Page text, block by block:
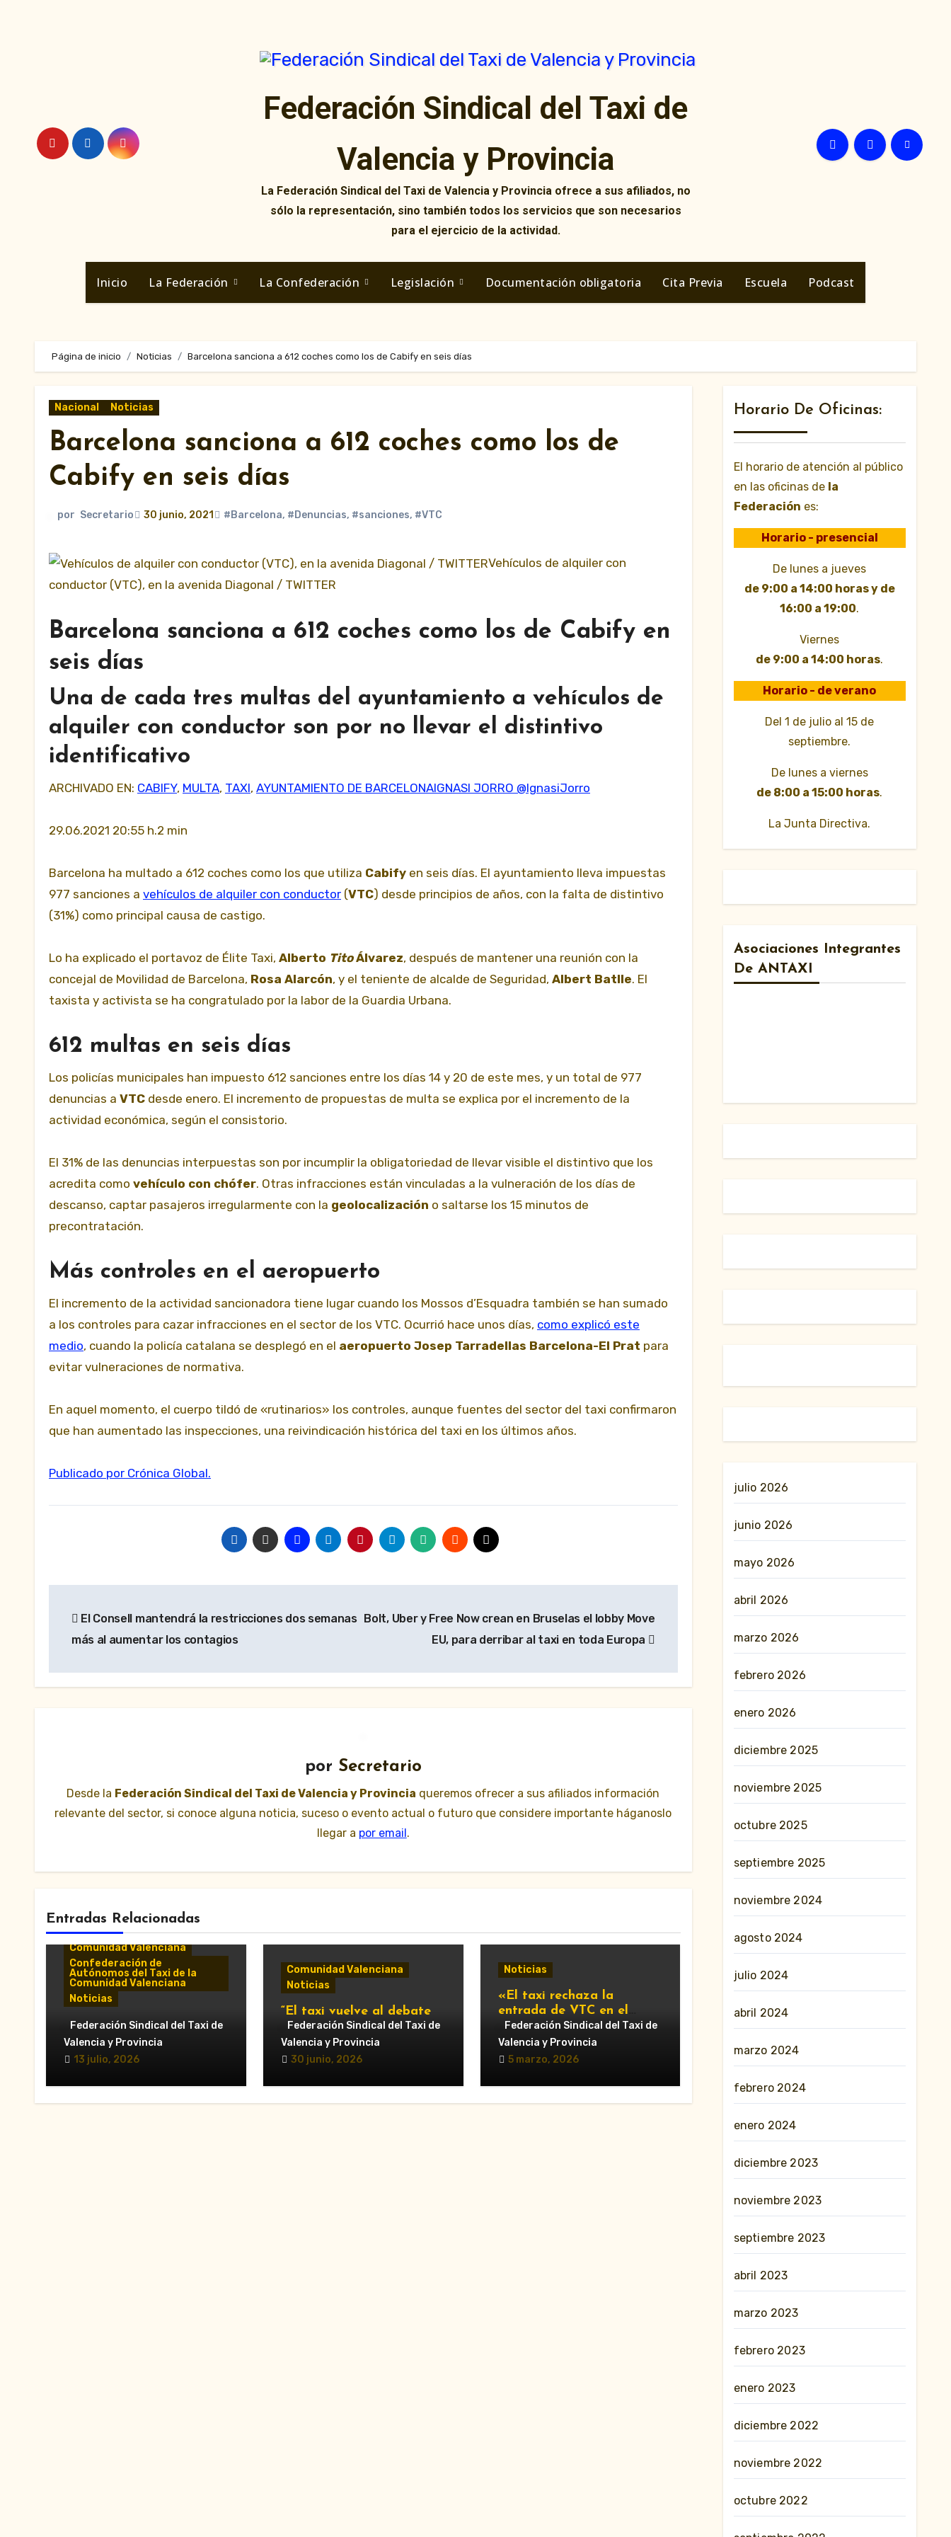
Federación Sindical del Taxi de
Valencia y Provincia
La Federación Sindical del Taxi de Valencia y Provincia ofrece a sus afiliados, no
sólo la representación, sino también todos los servicios que son necesarios
para el ejercicio de la actividad.
Inicio La Federación La Confederación Legislación Documentación obligatoria Cita Previa Escuela Podcast
Página de inicio Noticias Barcelona sanciona a 612 coches como los de Cabify en seis días
Nacional Noticias
Barcelona sanciona a 612 coches como los de
Cabify en seis días
por Secretario 30 junio, 2021 #Barcelona, #Denuncias, #sanciones, #VTC
Vehículos de alquiler con
conductor (VTC), en la avenida Diagonal / TWITTER
Barcelona sanciona a 612 coches como los de Cabify en
seis días
Una de cada tres multas del ayuntamiento a vehículos de
alquiler con conductor son por no llevar el distintivo
identificativo
ARCHIVADO EN: CABIFY, MULTA, TAXI, AYUNTAMIENTO DE BARCELONAIGNASI JORRO @IgnasiJorro
29.06.2021 20:55 h.2 min
Barcelona ha multado a 612 coches como los que utiliza Cabify en seis días. El ayuntamiento lleva impuestas
977 sanciones a vehículos de alquiler con conductor (VTC) desde principios de años, con la falta de distintivo
(31%) como principal causa de castigo.
Lo ha explicado el portavoz de Élite Taxi, Alberto TitoÁlvarez, después de mantener una reunión con la
concejal de Movilidad de Barcelona, Rosa Alarcón, y el teniente de alcalde de Seguridad, Albert Batlle. El
taxista y activista se ha congratulado por la labor de la Guardia Urbana.
612 multas en seis días
Los policías municipales han impuesto 612 sanciones entre los días 14 y 20 de este mes, y un total de 977
denuncias a VTC desde enero. El incremento de propuestas de multa se explica por el incremento de la
actividad económica, según el consistorio.
El 31% de las denuncias interpuestas son por incumplir la obligatoriedad de llevar visible el distintivo que los
acredita como vehículo con chófer. Otras infracciones están vinculadas a la vulneración de los días de
descanso, captar pasajeros irregularmente con la geolocalización o saltarse los 15 minutos de
precontratación.
Más controles en el aeropuerto
El incremento de la actividad sancionadora tiene lugar cuando los Mossos d’Esquadra también se han sumado
a los controles para cazar infracciones en el sector de los VTC. Ocurrió hace unos días, como explicó este
medio, cuando la policía catalana se desplegó en el aeropuerto Josep Tarradellas Barcelona-El Prat para
evitar vulneraciones de normativa.
En aquel momento, el cuerpo tildó de «rutinarios» los controles, aunque fuentes del sector del taxi confirmaron
que han aumentado las inspecciones, una reivindicación histórica del taxi en los últimos años.
Publicado por Crónica Global.
de El Consell mantendrá la restricciones dos semanas
más al aumentar los contagios
Bolt, Uber y Free Now crean en Bruselas el lobby Move
EU, para derribar al taxi en toda Europa
por Secretario
Desde la Federación Sindical del Taxi de Valencia y Provincia queremos ofrecer a sus afiliados información
relevante del sector, si conoce alguna noticia, suceso o evento actual o futuro que considere importante háganoslo
llegar a por email .
Entradas Relacionadas
Comunicados y notas de
prensa
Comunidad Valenciana
Confederación de
Autónomos del Taxi de la
Comunidad Valenciana
Noticias
«El taxi de Alicante
muestra su desánimo tras
una reunión “infructuosa”
Decreto Ley 5/2026»
Federación Sindical del Taxi de
Valencia y Provincia
13 julio, 2026
Comunidad Valenciana
Noticias
“El taxi vuelve al debate
municipal: Compromís pide
al Ayuntamiento de
València que respalde al
en la regulación de las
VTC.”
Federación Sindical del Taxi de
Valencia y Provincia
30 junio, 2026
Noticias
«El taxi rechaza la
entrada de VTC en el
servicio urbano y advierte
de nuevas movilizaciones»
Federación Sindical del Taxi de
Valencia y Provincia
5 marzo, 2026
Horario De Oficinas:
El horario de atención al público
en las oficinas de la
Federación es:
Horario - presencial
De lunes a jueves
de 9:00 a 14:00 horas y de
16:00 a 19:00.
Viernes
de 9:00 a 14:00 horas.
Horario - de verano
Del 1 de julio al 15 de
septiembre.
De lunes a viernes
de 8:00 a 15:00 horas.
La Junta Directiva.
Asociaciones Integrantes
De ANTAXI
julio 2026
junio 2026
mayo 2026
abril 2026
marzo 2026
febrero 2026
enero 2026
diciembre 2025
noviembre 2025
octubre 2025
septiembre 2025
noviembre 2024
agosto 2024
julio 2024
abril 2024
marzo 2024
febrero 2024
enero 2024
diciembre 2023
noviembre 2023
septiembre 2023
abril 2023
marzo 2023
febrero 2023
enero 2023
diciembre 2022
noviembre 2022
octubre 2022